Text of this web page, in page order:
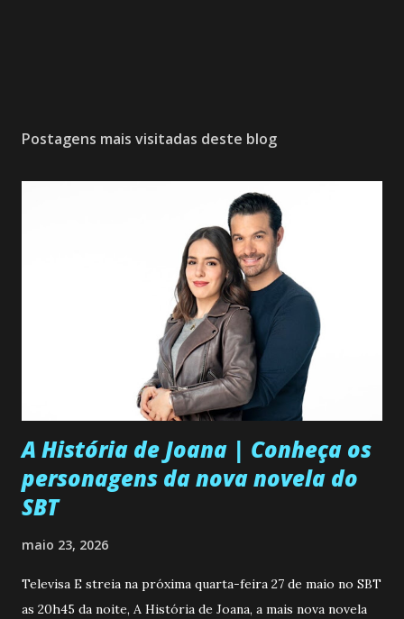
Postagens mais visitadas deste blog
A História de Joana | Conheça os
personagens da nova novela do
SBT
maio 23, 2026
Televisa E streia na próxima quarta-feira 27 de maio no SBT
as 20h45 da noite, A História de Joana, a mais nova novela